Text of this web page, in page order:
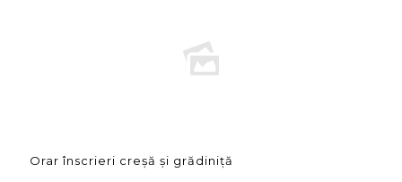
Orar înscrieri creșă și grădiniță